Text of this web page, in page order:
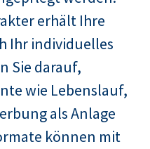
erhält Ihre
Ihr individuelles
Sie darauf,
wie Lebenslauf,
als Anlage
können mit